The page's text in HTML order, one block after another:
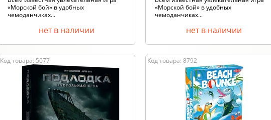
«Морской бой» в удобных
чемоданчиках...
нет в наличии
«Морской бой» в удобных
чемоданчиках...
нет в наличии
Код товара: 5077 Код товара: 8792